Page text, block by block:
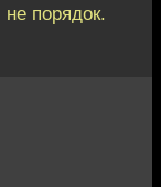
порядок.